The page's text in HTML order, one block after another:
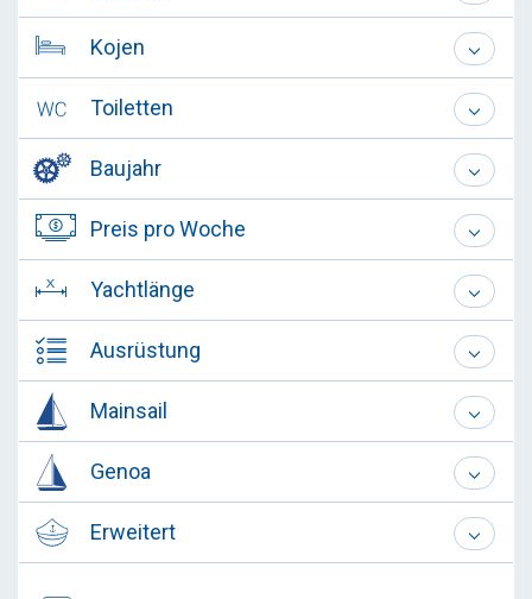
Kojen
Toiletten
Baujahr
Preis pro Woche
Yachtlänge
Ausrüstung
Mainsail
Genoa
Erweitert